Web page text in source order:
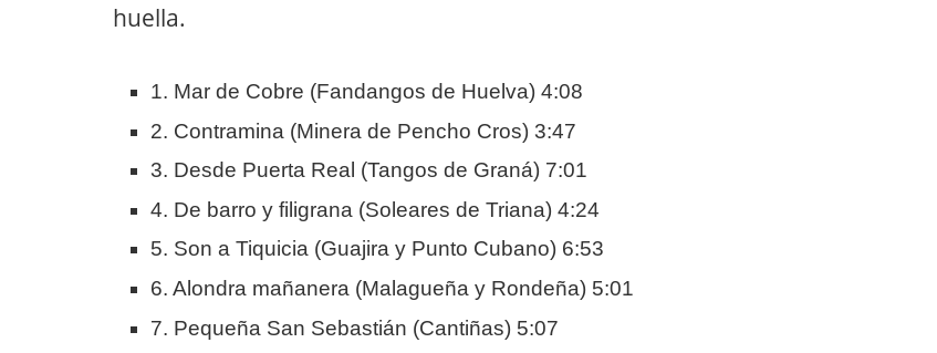
huella.
1. Mar de Cobre (Fandangos de Huelva) 4:08
2. Contramina (Minera de Pencho Cros) 3:47
3. Desde Puerta Real (Tangos de Graná) 7:01
4. De barro y filigrana (Soleares de Triana) 4:24
5. Son a Tiquicia (Guajira y Punto Cubano) 6:53
6. Alondra mañanera (Malagueña y Rondeña) 5:01
7. Pequeña San Sebastián (Cantiñas) 5:07